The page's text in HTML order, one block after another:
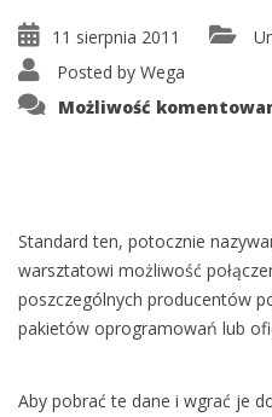
11 sierpnia 2011
Posted by Wega
Możliwość
Standard ten, potocznie
warsztatowi możliwość
poszczególnych producentów
pakietów oprogramowań lub
Aby pobrać te dane i wgrać je